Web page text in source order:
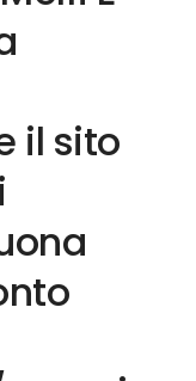
il sito